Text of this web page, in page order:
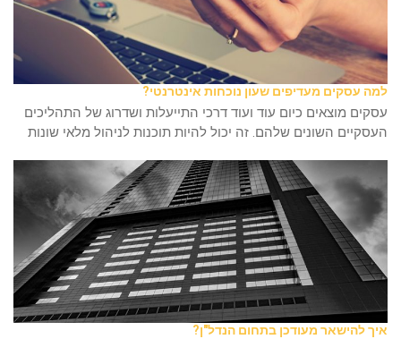
למה עסקים מעדיפים שעון נוכחות אינטרנטי?
עסקים מוצאים כיום עוד ועוד דרכי התייעלות ושדרוג של התהליכים
העסקיים השונים שלהם. זה יכול להיות תוכנות לניהול מלאי שונות
איך להישאר מעודכן בתחום הנדל"ן?